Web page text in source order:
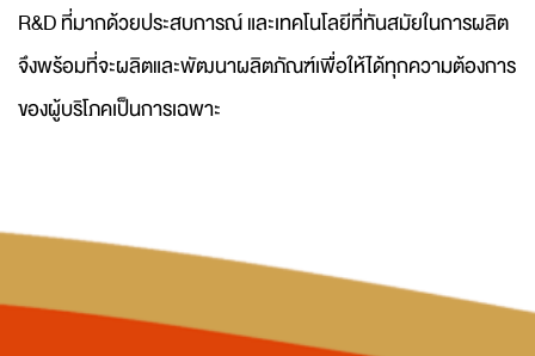
R&D ที่มากด้วยประสบการณ์ และเทคโนโลยีที่ทันสมัยในการผลิต
จึงพร้อมที่จะผลิตและพัฒนาผลิตภัณฑ์เพื่อให้ได้ทุกความต้องการ
ของผู้บริโภคเป็นการเฉพาะ